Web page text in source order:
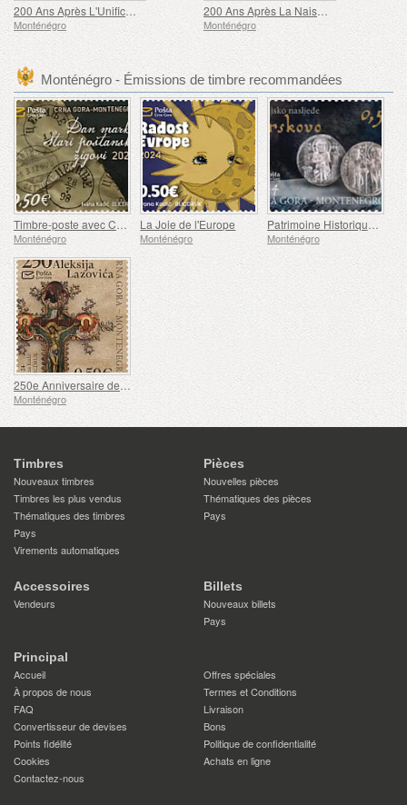
200 Ans Après L'Unification du Monténégro et de Boka
Monténégro
200 Ans Après La Naissance de Peter II Petrović Njegoš
Monténégro
Monténégro - Émissions de timbre recommandées
Timbre-poste avec Cachets Postaux d'un jour
Monténégro
La Joie de l'Europe
Monténégro
Patrimoine Historique de Brskovo
Monténégro
250e Anniversaire de la Naissance d'Aleksije Lazović
Monténégro
Timbres
Nouveaux timbres
Timbres les plus vendus
Thématiques des timbres
Pays
Virements automatiques
Pièces
Nouvelles pièces
Thématiques des pièces
Pays
Accessoires
Vendeurs
Billets
Nouveaux billets
Pays
Principal
Accueil
Offres spéciales
À propos de nous
Termes et Conditions
FAQ
Livraison
Convertisseur de devises
Bons
Points fidélité
Politique de confidentialité
Cookies
Achats en ligne
Contactez-nous